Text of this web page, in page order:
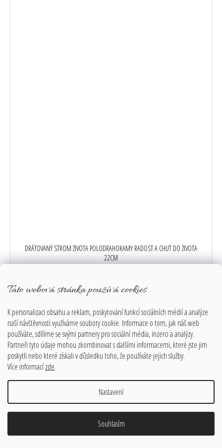
Tato webová stránka používá cookies
K personalizaci obsahu a reklam, poskytování funkcí sociálních médií a analýze
naší návštěvnosti využíváme soubory cookie. Informace o tom, jak náš web
používáte, sdílíme se svými partnery pro sociální média, inzerci a analýzy.
Partneři tyto údaje mohou zkombinovat s dalšími informacemi, které jste jim
poskytli nebo které získali v důsledku toho, že používáte jejich služby.
Více informacízde.
Nastavení
Souhlasím
DRÁTOVANÝ STROM ŽIVOTA POLODRAHOKAMY RADOST A CHUŤ DO ŽIVOTA
22CM
DO KOŠÍKU
Z NAŠÍ DÍLNY